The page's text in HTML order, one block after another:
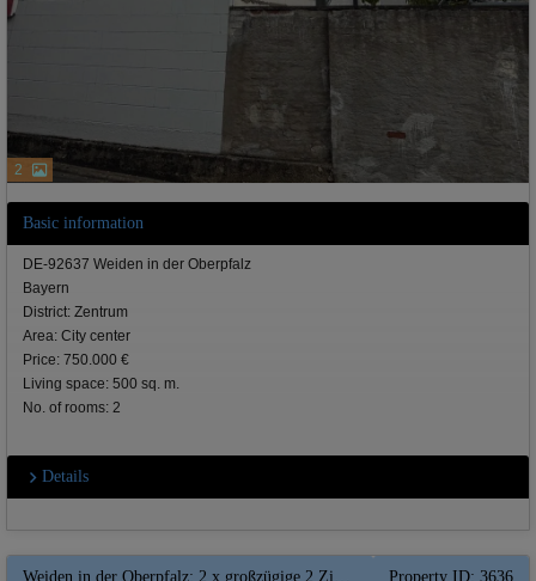
2
Basic information
DE-92637 Weiden in der Oberpfalz
Bayern
District: Zentrum
Area: City center
Price: 750.000 €
Living space: 500 sq. m.
No. of rooms: 2
Details
Weiden in der Oberpfalz: 2 x großzügige 2 Zimmer Altstadtwohnungen -- Modernisiert und Modern - EBK Property ID: 3636